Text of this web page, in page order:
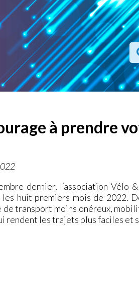
à prendre
dernier, l‘association Vélo
huit premiers mois de 2022.
de transport moins onéreux,
rendent les trajets plus faciles et